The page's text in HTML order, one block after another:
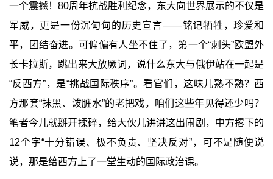
一个震撼！80周年抗战胜利纪念，东大向世界展示的不仅是
军威，更是一份沉甸甸的历史宣言——铭记牺牲，珍爱和
平，团结奋进。可偏偏有人坐不住了，第一个“刺头”欧盟外
长卡拉斯，跳出来大放厥词，说什么东大与俄伊站在一起是
“反西方”，是“挑战国际秩序”。看官们，这味儿熟不熟？西
方那套“抹黑、泼脏水”的老把戏，咱们这些年见得还少吗？
笔者今儿就掰开揉碎，给大伙儿讲讲这出闹剧，中方撂下的
12个字“十分错误、极不负责、坚决反对”，可不是随便说
说，那是给西方上了一堂生动的国际政治课。